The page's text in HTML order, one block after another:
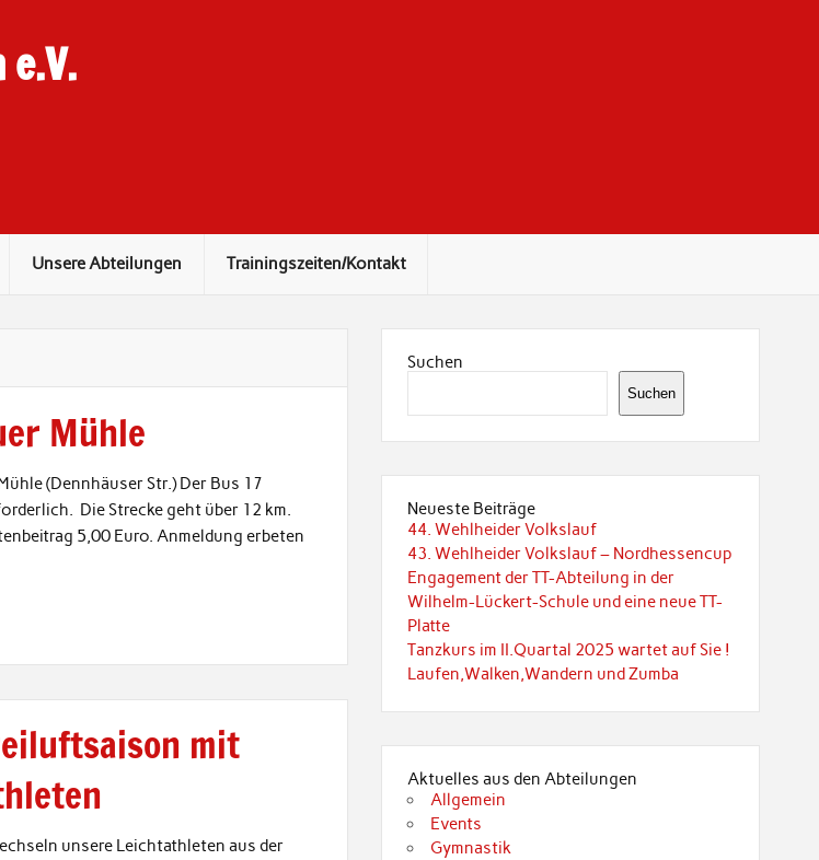
Unsere Abteilungen Trainingszeiten/Kontakt
Mühle
(Dennhäuser Str.) Der Bus 17
Die Strecke geht über 12 km.
5,00 Euro. Anmeldung erbeten
mit
unsere Leichtathleten aus der
Suchen
Suchen
Neueste Beiträge
44. Wehlheider Volkslauf
43. Wehlheider Volkslauf – Nordhessencup
Engagement der TT-Abteilung in der
Wilhelm-Lückert-Schule und eine neue TT-
Platte
Tanzkurs im II.Quartal 2025 wartet auf Sie !
Laufen,Walken,Wandern und Zumba
Aktuelles aus den Abteilungen
Allgemein
Events
Gymnastik